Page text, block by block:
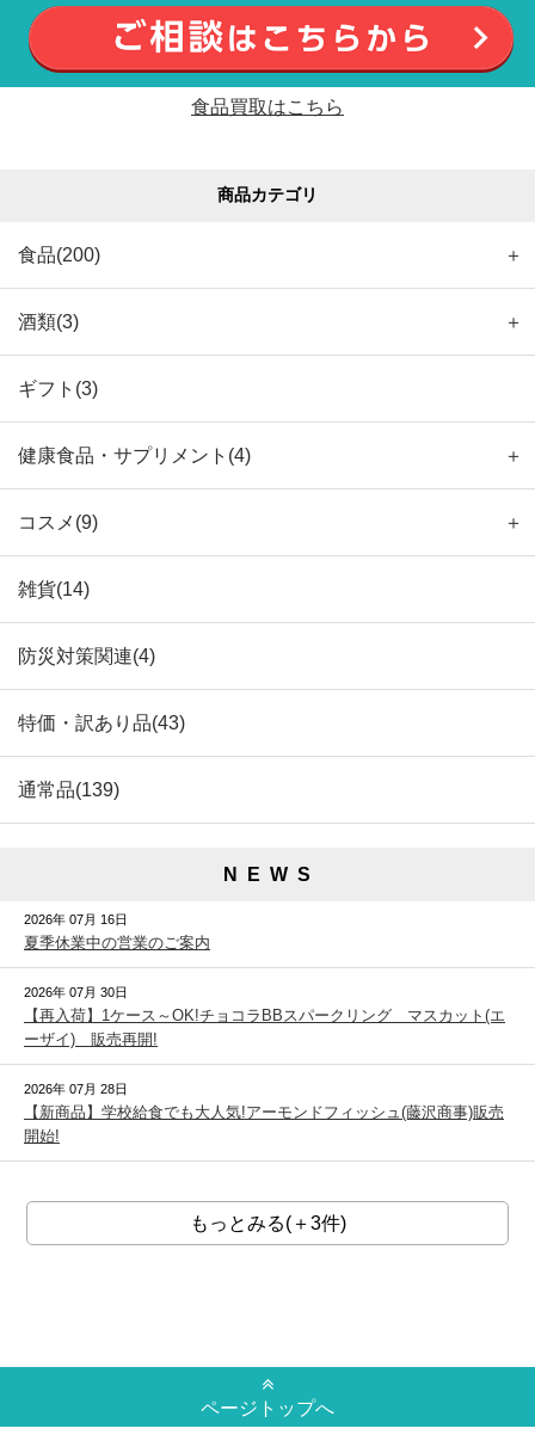
食品買取はこちら
商品カテゴリ
食品(200) ＋
酒類(3) ＋
ギフト(3)
健康食品・サプリメント(4) ＋
コスメ(9) ＋
雑貨(14)
防災対策関連(4)
特価・訳あり品(43)
通常品(139)
N E W S
2026年 07月 16日
夏季休業中の営業のご案内
2026年 07月 30日
【再入荷】1ケース～OK!チョコラBBスパークリング マスカット(エ
ーザイ) 販売再開!
2026年 07月 28日
【新商品】学校給食でも大人気!アーモンドフィッシュ(藤沢商事)販売
開始!
もっとみる(＋3件)
ページトップへ